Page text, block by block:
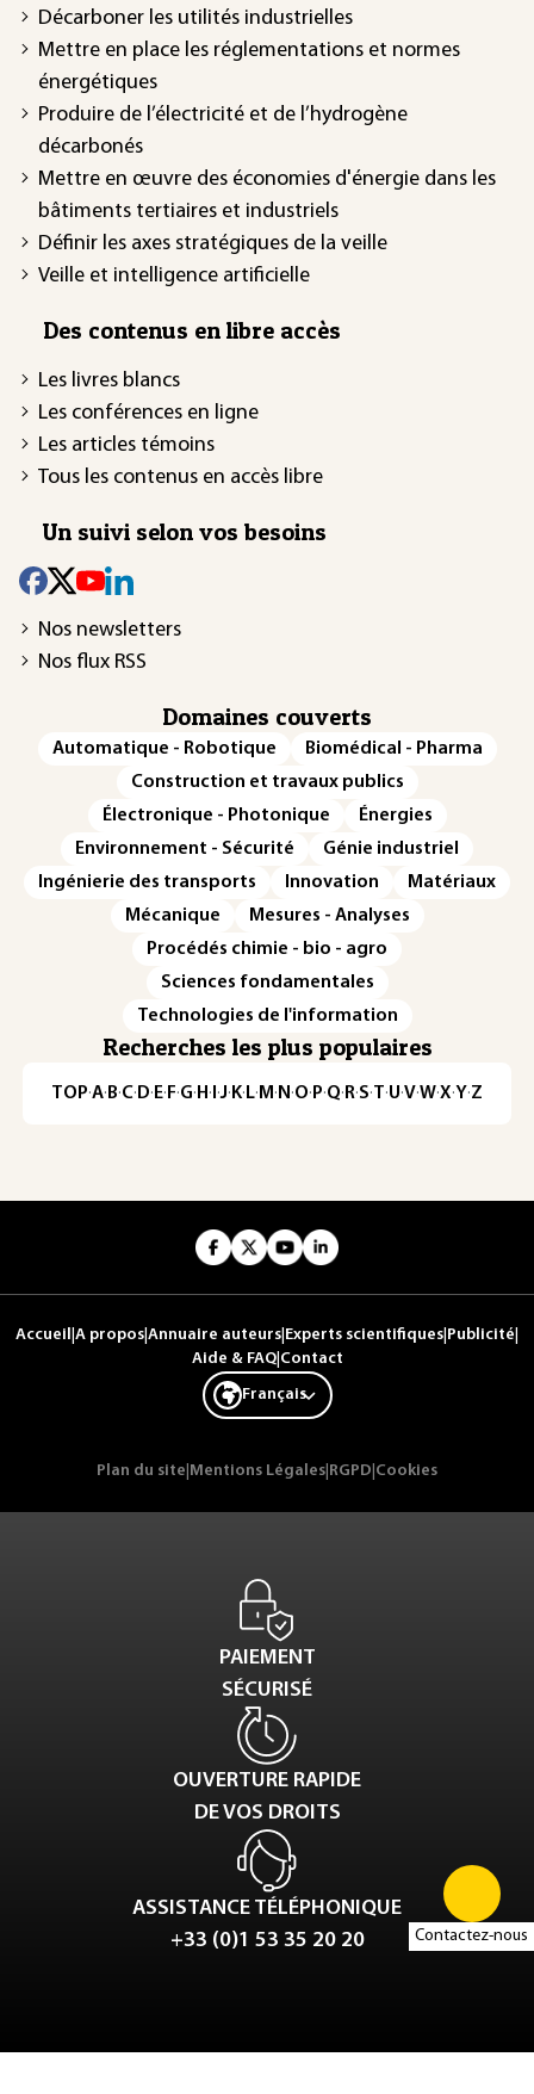
Contactez-nous
Décarboner les utilités industrielles
Mettre en place les réglementations et normes
énergétiques
Produire de l’électricité et de l’hydrogène
décarbonés
Mettre en œuvre des économies d'énergie dans les
bâtiments tertiaires et industriels
Définir les axes stratégiques de la veille
Veille et intelligence artificielle
Des contenus en libre accès
Les livres blancs
Les conférences en ligne
Les articles témoins
Tous les contenus en accès libre
Un suivi selon vos besoins
Nos newsletters
Nos flux RSS
Domaines couverts
Automatique - Robotique
Biomédical - Pharma
Construction et travaux publics
Électronique - Photonique
Énergies
Environnement - Sécurité
Génie industriel
Ingénierie des transports
Innovation
Matériaux
Mécanique
Mesures - Analyses
Procédés chimie - bio - agro
Sciences fondamentales
Technologies de l'information
Recherches les plus populaires
TOP·A·B·C· D· E· F·G· H · ·J· K· L· M · N ·O· P·Q· R·S·T·U·V·W·X·Y·Z
Accueil A propos Annuaire auteurs Experts scientifiques Publicité
Aide & FAQ| Contact
Français
Plan du site Mentions Légales RGPD Cookies
PAIEMENT
SÉCURISÉ
OUVERTURE RAPIDE
DE VOS DROITS
ASSISTANCE TÉLÉPHONIQUE
+33 (0)1 53 35 20 20